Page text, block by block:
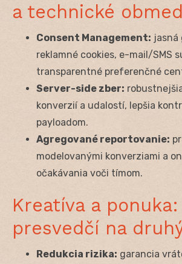
a technické
Consent Management: jasná
reklamné cookies, e-mail/SMS
transparentné preferenčné
Server-side zber:
konverzií a udalostí, lepšia
payloadom.
Agregované reportovanie:
modelovanými konverziami a
očakávania voči tímom.
Kreatíva a
presvedčí na
Redukcia rizika: garancia